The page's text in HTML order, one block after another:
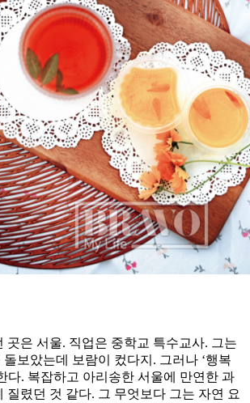
곳은 서울. 직업은 중학교 특수교사. 그는
보았는데 보람이 컸다지. 그러나 ‘행복
다. 복잡하고 아리송한 서울에 만연한 과
질렸던 것 같다. 그 무엇보다 그는 자연 요